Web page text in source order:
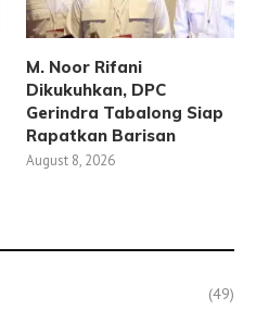
M. Noor Rifani
Dikukuhkan, DPC
Gerindra Tabalong Siap
Rapatkan Barisan
August 8, 2026
(49)